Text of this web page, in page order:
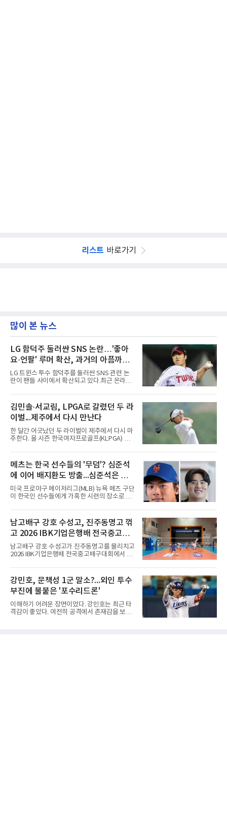
리스트 바로가기
많이 본 뉴스
LG 함덕주 둘러싼 SNS 논란…'좋아
요·언팔' 루머 확산, 과거의 아픔까지
소환됐다
LG 트윈스 투수 함덕주를 둘러싼 SNS 관련 논
란이 팬들 사이에서 확산되고 있다.최근 온라인
동과 관련한 여러 소문이 퍼지면서, 과거 LG 이
적 이후 겪었던 일들까지 다시 주목받고 있다.일
각에서는 함덕주가 LG 공식 계정 '언팔' 및 관련
게시물을 정리하고 친정팀 두산 베어스 계정을
팔로우하고 두산과 관련된 흔적만 남겼다는 주
장이 나오고 있다. 또한 상대 팀 선수의 홈런 릴
스에 '좋아요'를 눌렀다는 이야기도 전해지고 있
럼에도 팬들 사이에서 논란이 커진 이유는 그가
LG 이적 후 부상과 재활로
김민솔·서교림, LPGA로 갈렸던 두 라
이벌...제주에서 다시 만난다
한 달간 어긋났던 두 라이벌이 제주에서 다시 마
주한다. 올 시즌 한국여자프로골프(KLPGA) 투
다.KLPGA 투어는 6일 제주도 서귀포시 테디 밸
리 골프 앤 리조트의 밸리·테디 코스(파72)에서
개막하는 제주삼다수 마스터스(총상금 10억원·
우승 상금 1억8천만원)로 하반기를 시작한다.두
선수의 재회 자체가 화제다. 올 시즌 3승으로 대
상 포인트(313점), 상금(9억8천400만원), 평균
타수(70.41타) 등 주요 부문 1위를 달리는 김민
솔이 하이원리조트 여자오픈에 나설 때 서교림
은 LPGA 에비앙 챔피언십에, 서교림
메츠는 한국 선수들의 '무덤'? 심준석
에 이어 배지환도 방출...심준석은 이
미 귀국, 배지환은 미국 잔류할 듯
미국 프로야구 메이저리그(MLB) 뉴욕 메츠 구단
이 한국인 선수들에게 가혹한 시련의 장소로 전
대형 유망주로 기대를 모았던 투수 심준석에 이
어, 빅리그 경력을 지닌 내외야수 배지환까지 연
달아 뉴욕 메츠 산하 마이너리그에서 방출 통보
를 받는 아픔을 겪었다. 두 선수의 동반 이탈은
메츠 구단이 유독 한국 선수들에게 '기회의 땅'이
아닌 '무덤'처럼 작용하고 있음을 방증하고 있다.
고교 시절 시속 160km에 달하는 강속구로 큰 스
리츠와 마이애미 말린스를 거쳐 메츠에 둥지를
틀며 반등을 노렸으나
남고배구 강호 수성고, 진주동명고 꺾
고 2026 IBK기업은행배 전국중고배
구대회 4강 진출
남고배구 강호 수성고가 진주동명고를 물리치고
2026 IBK기업은행배 전국중고배구대회에서 18
한국중고배구 2차연맹전 준우승팀 수성고는 4
일 충북 제천 대원대 민송체육관에서 열린 대회
8강전에서 진주동명고를 상대로 공격력이 호조
를 보이며 세트스코어 3-1(25-19, 25-22, 21-
25, 25-23)으로 꺾었다. 인하부고도 부산동성고
를 맞아 뛰어난 조직력을 바탕으로 삼아 3-0(25-
19, 25-19, 25-23)으로 완승을 거두고 4강에 합
강민호, 문책성 1군 말소?...외인 투수
부진에 불붙은 '포수리드론'
이해하기 어려운 장면이었다. 강민호는 최근 타
격감이 좋았다. 여전히 공격에서 존재감을 보여